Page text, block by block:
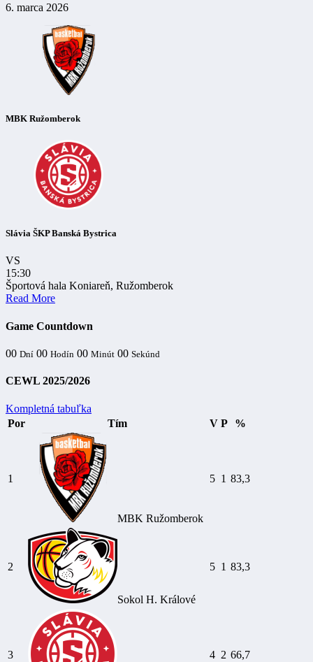
6. marca 2026
MBK Ružomberok
Slávia ŠKP Banská Bystrica
VS
15:30
Športová hala Koniareň, Ružomberok
Read More
Game Countdown
00 Dní 00 Hodín 00 Minút 00 Sekúnd
CEWL 2025/2026
Kompletná tabuľka
Por
Tím V P %
1
MBK Ružomberok
5 1 83,3
2
Sokol H. Králové
5 1 83,3
3 4 2 66,7